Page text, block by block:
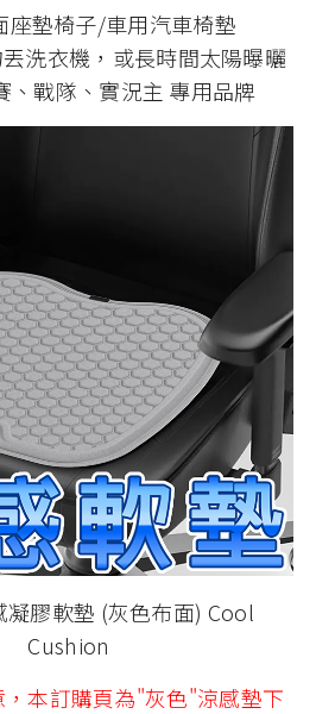
墊椅子/車用汽車椅墊
洗衣機，或長時間太陽曝曬
、戰隊、實況主 專用品牌
凝膠軟墊 (灰色布面) Cool
Cushion
本訂購頁為"灰色"涼感墊下